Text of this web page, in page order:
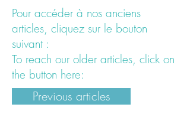
Pour accéder à nos anciens
articles, cliquez sur le bouton
suivant :
To reach our older articles, click on
the button here:
Previous articles